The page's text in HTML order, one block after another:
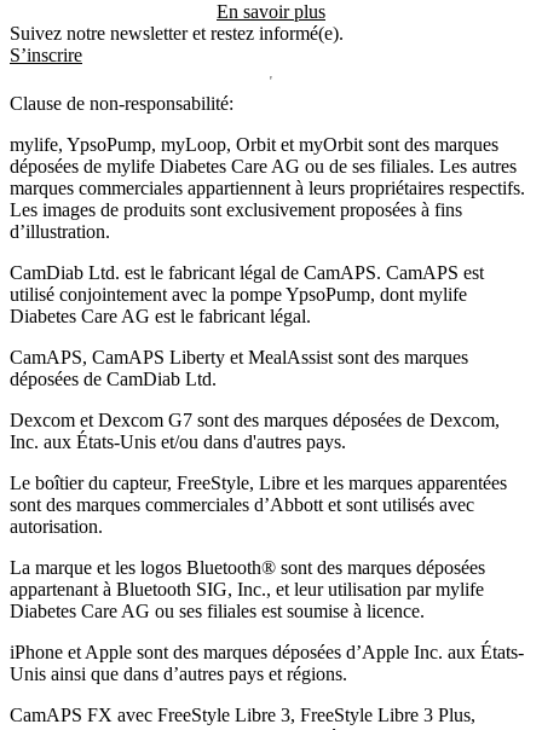
En savoir plus
Suivez notre newsletter et restez informé(e).
S’inscrire
Clause de non-responsabilité:
mylife, YpsoPump, myLoop, Orbit et myOrbit sont des marques
déposées de mylife Diabetes Care AG ou de ses filiales. Les autres
marques commerciales appartiennent à leurs propriétaires respectifs.
Les images de produits sont exclusivement proposées à fins
d’illustration.
CamDiab Ltd. est le fabricant légal de CamAPS. CamAPS est
utilisé conjointement avec la pompe YpsoPump, dont mylife
Diabetes Care AG est le fabricant légal.
CamAPS, CamAPS Liberty et MealAssist sont des marques
déposées de CamDiab Ltd.
Dexcom et Dexcom G7 sont des marques déposées de Dexcom,
Inc. aux États-Unis et/ou dans d'autres pays.
Le boîtier du capteur, FreeStyle, Libre et les marques apparentées
sont des marques commerciales d’Abbott et sont utilisés avec
autorisation.
La marque et les logos Bluetooth® sont des marques déposées
appartenant à Bluetooth SIG, Inc., et leur utilisation par mylife
Diabetes Care AG ou ses filiales est soumise à licence.
iPhone et Apple sont des marques déposées d’Apple Inc. aux États-
Unis ainsi que dans d’autres pays et régions.
CamAPS FX avec FreeStyle Libre 3, FreeStyle Libre 3 Plus,